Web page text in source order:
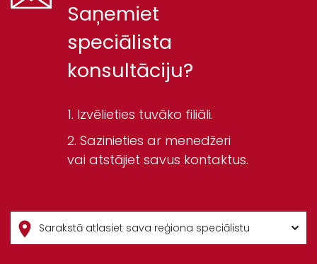
Saņemiet
speciālista
konsultāciju?
Izvēlieties tuvāko filiāli.
Sazinieties ar menedžeri
vai atstājiet savus kontaktus.